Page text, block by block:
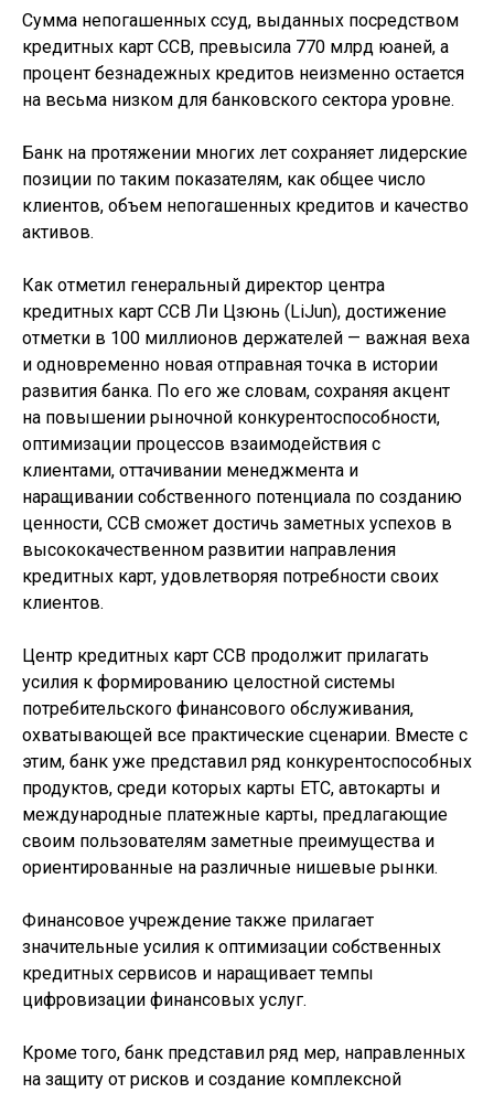
Сумма непогашенных ссуд, выданных посредством
кредитных карт ССВ, превысила 770 млрд юаней, а
процент безнадежных кредитов неизменно остается
на весьма низком для банковского сектора уровне.
Банк на протяжении многих лет сохраняет лидерские
позиции по таким показателям, как общее число
клиентов, объем непогашенных кредитов и качество
активов.
Как отметил генеральный директор центра
кредитных карт ССВ Ли Цзюнь (LiJun), достижение
отметки в 100 миллионов держателей — важная веха
и одновременно новая отправная точка в истории
развития банка. По его же словам, сохраняя акцент
на повышении рыночной конкурентоспособности,
оптимизации процессов взаимодействия с
клиентами, оттачивании менеджмента и
наращивании собственного потенциала по созданию
ценности, ССВ сможет достичь заметных успехов в
высококачественном развитии направления
кредитных карт, удовлетворяя потребности своих
клиентов.
Центр кредитных карт ССВ продолжит прилагать
усилия к формированию целостной системы
потребительского финансового обслуживания,
охватывающей все практические сценарии. Вместе с
этим, банк уже представил ряд конкурентоспособных
продуктов, среди которых карты ЕТС, автокарты и
международные платежные карты, предлагающие
своим пользователям заметные преимущества и
ориентированные на различные нишевые рынки.
Финансовое учреждение также прилагает
значительные усилия к оптимизации собственных
кредитных сервисов и наращивает темпы
цифровизации финансовых услуг.
Кроме того, банк представил ряд мер, направленных
на защиту от рисков и создание комплексной